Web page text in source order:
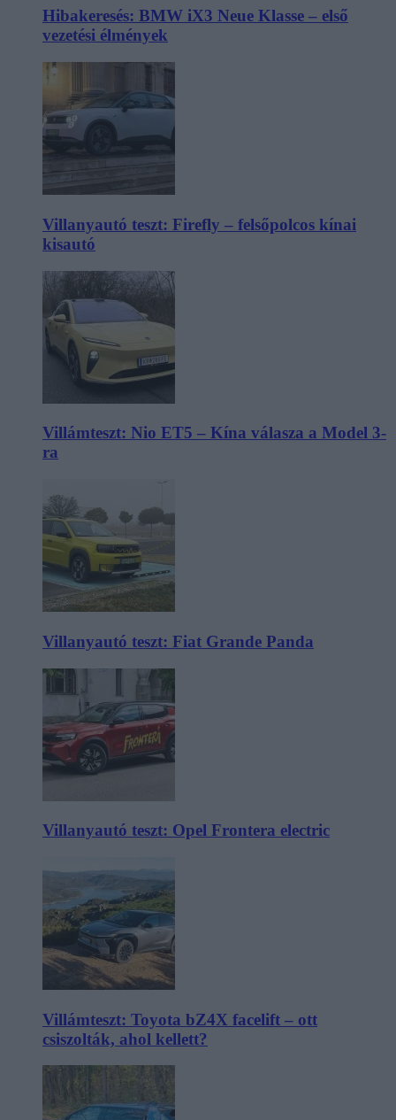
Hibakeresés: BMW iX3 Neue Klasse – első
vezetési élmények
Villanyautó teszt: Firefly – felsőpolcos kínai
kisautó
Villámteszt: Nio ET5 – Kína válasza a Model 3-
ra
Villanyautó teszt: Fiat Grande Panda
Villanyautó teszt: Opel Frontera electric
Villámteszt: Toyota bZ4X facelift – ott
csiszolták, ahol kellett?